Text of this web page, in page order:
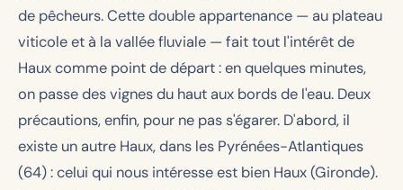
de pêcheurs. Cette double appartenance — au plateau
viticole et à la vallée fluviale — fait tout l'intérêt de
Haux comme point de départ : en quelques minutes,
on passe des vignes du haut aux bords de l'eau. Deux
précautions, enfin, pour ne pas s'égarer. D'abord, il
existe un autre Haux, dans les Pyrénées-Atlantiques
(64) : celui qui nous intéresse est bien Haux (Gironde).